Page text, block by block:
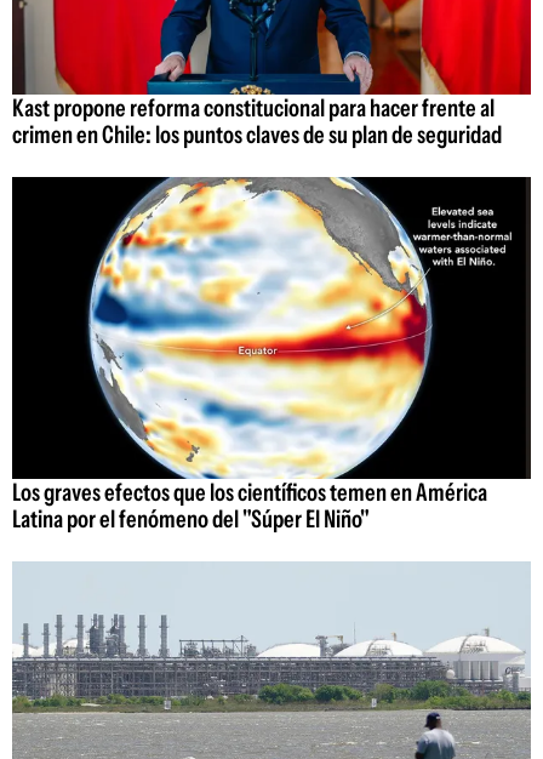
Kast propone reforma constitucional para hacer frente al
crimen en Chile: los puntos claves de su plan de seguridad
Los graves efectos que los científicos temen en América
Latina por el fenómeno del "Súper El Niño"